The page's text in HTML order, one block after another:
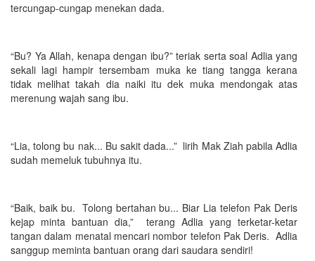
tercungap-cungap menekan dada.
“Bu? Ya Allah, kenapa dengan ibu?” teriak serta soal Adlia yang
sekali lagi hampir tersembam muka ke tiang tangga kerana
tidak melihat takah dia naiki itu dek muka mendongak atas
merenung wajah sang ibu.
“Lia, tolong bu nak... Bu sakit dada...” lirih Mak Ziah pabila Adlia
sudah memeluk tubuhnya itu.
“Baik, baik bu. Tolong bertahan bu... Biar Lia telefon Pak Deris
kejap minta bantuan dia,” terang Adlia yang terketar-ketar
tangan dalam menatal mencari nombor telefon Pak Deris. Adlia
sanggup meminta bantuan orang dari saudara sendiri!